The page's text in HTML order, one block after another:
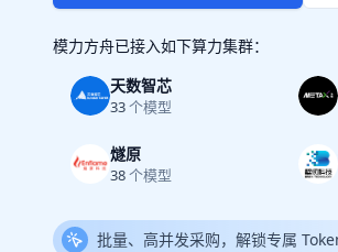
模力方舟已接入如下算力集群：
天数智芯
33个模型
燧原
38个模型
批量、高并发采购，解锁专属